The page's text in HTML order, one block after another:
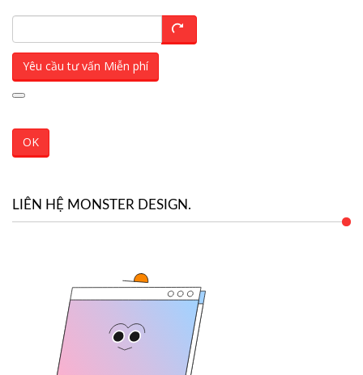
Yêu cầu tư vấn Miễn phí
OK
LIÊN HỆ MONSTER DESIGN.